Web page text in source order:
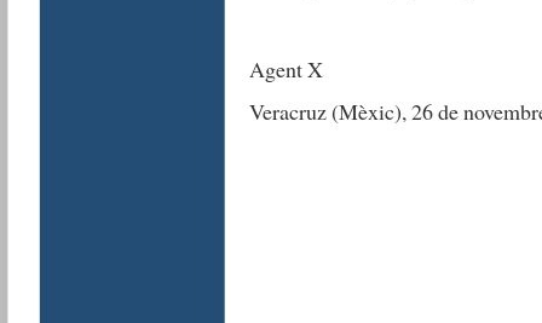
Agent X
Veracruz (Mèxic), 26 de